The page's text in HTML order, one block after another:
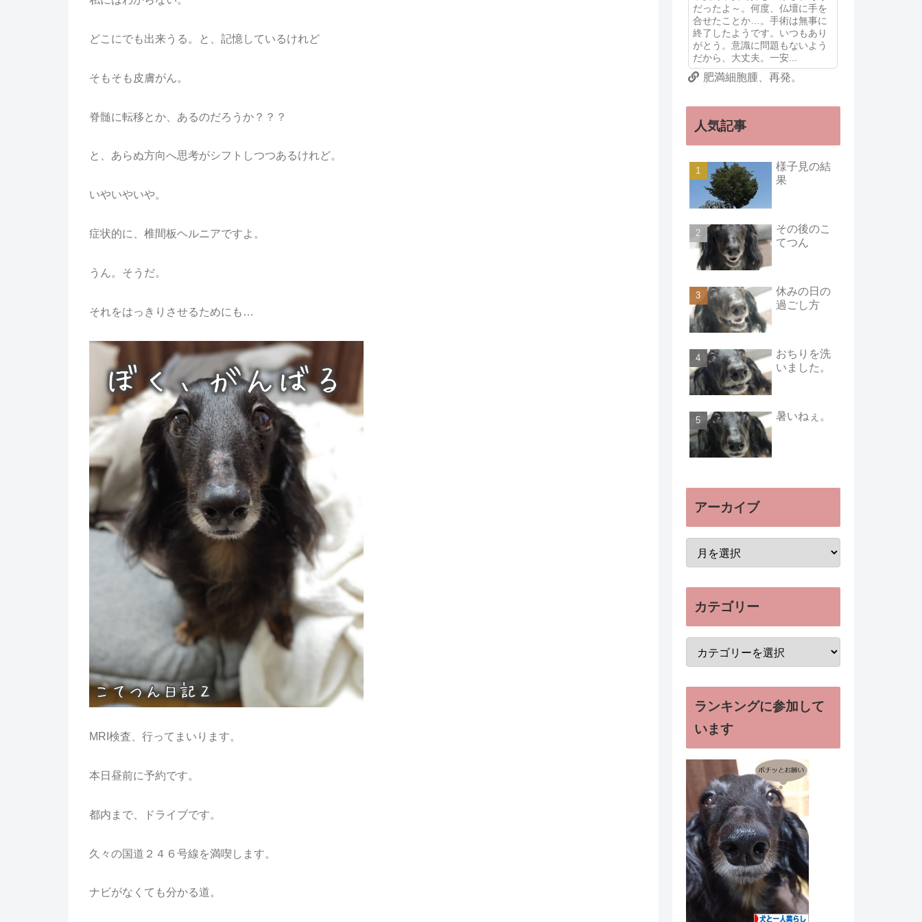
どこにでも出来うる。と、記憶しているけれど
そもそも皮膚がん。
脊髄に転移とか、あるのだろうか？？？
と、あらぬ方向へ思考がシフトしつつあるけれど。
いやいやいや。
症状的に、椎間板ヘルニアですよ。
うん。そうだ。
それをはっきりさせるためにも…
MRI検査、行ってまいります。
本日昼前に予約です。
都内まで、ドライブです。
久々の国道２４６号線を満喫します。
ナビがなくても分かる道。
だったよ～。何度、仏壇に手を
合せたことか…。手術は無事に
終了したようです。いつもあり
がとう。意識に問題もないよう
だから、大丈夫。一安...
肥満細胞腫、再発。
人気記事
様子見の結
果
その後のこ
てつん
休みの日の
過ごし方
おちりを洗
いました。
暑いねぇ。
アーカイブ
カテゴリー
ランキングに参加して
います